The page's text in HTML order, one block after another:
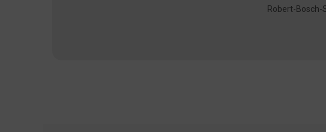
Robert-Bosch-